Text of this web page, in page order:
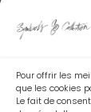
Pour offrir les
que les cookies
Le fait de